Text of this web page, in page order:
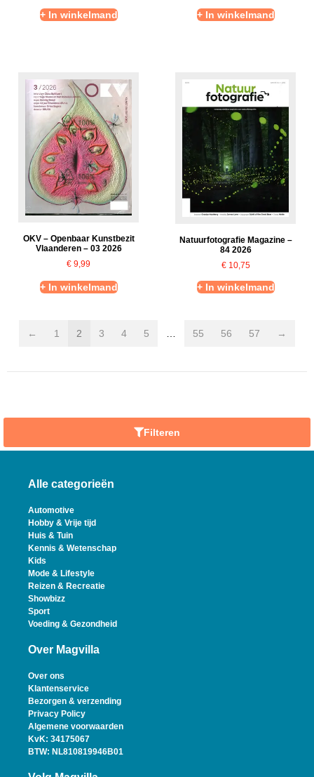
+ In winkelmand + In winkelmand
OKV – Openbaar Kunstbezit
Vlaanderen – 03 2026
€ 9,99
+ In winkelmand
Natuurfotografie Magazine –
84 2026
€10,75
+ In winkelmand
← 1 2 3 4 5 55 56 57 →
Filteren
Alle categorieën
Automotive
Hobby & Vrije tijd
Huis & Tuin
Kennis & Wetenschap
Kids
Mode & Lifestyle
Reizen & Recreatie
Showbizz
Sport
Voeding & Gezondheid
Over Magvilla
Over ons
Klantenservice
Bezorgen & verzending
Privacy Policy
Algemene voorwaarden
KvK: 34175067
BTW: NL810819946B01